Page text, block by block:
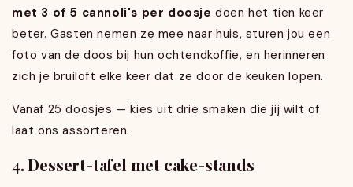
met 3 of 5 cannoli's per doosje doen het tien keer
beter. Gasten nemen ze mee naar huis, sturen jou een
foto van de doos bij hun ochtendkoffie, en herinneren
zich je bruiloft elke keer dat ze door de keuken lopen.
Vanaf 25 doosjes — kies uit drie smaken die jij wilt of
laat ons assorteren.
4. Dessert-tafel met cake-stands